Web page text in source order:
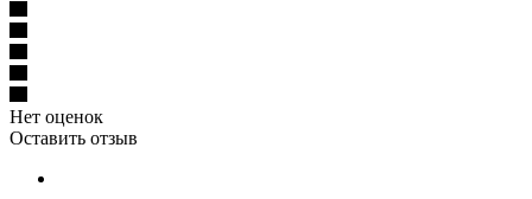
Нет оценок
Оставить отзыв